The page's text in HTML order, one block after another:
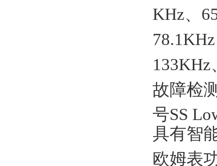
KHz、
133KHz
故障检
号SS
具有智
欧姆表